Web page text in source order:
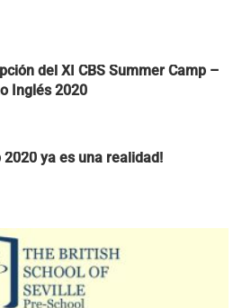
del XI CBS Summer Camp –
Inglés 2020
2020 ya es una realidad!